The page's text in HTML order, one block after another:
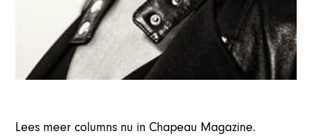
Lees meer columns nu in Chapeau Magazine.